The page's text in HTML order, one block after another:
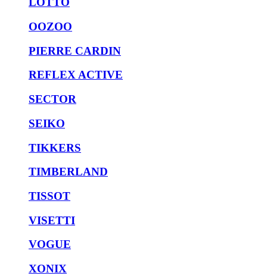
OOZOO
PIERRE CARDIN
REFLEX ACTIVE
SECTOR
SEIKO
TIKKERS
TIMBERLAND
TISSOT
VISETTI
VOGUE
XONIX